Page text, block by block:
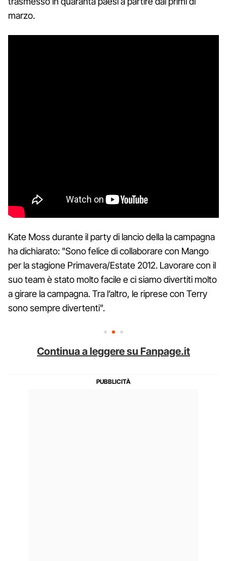
marzo.
Kate Moss durante il party di lancio della la campagna
ha dichiarato: "Sono felice di collaborare con Mango
per la stagione Primavera/Estate 2012. Lavorare con il
suo team è stato molto facile e ci siamo divertiti molto
a girare la campagna. Tra l’altro, le riprese con Terry
sono sempre divertenti".
Continua a leggere su Fanpage.it